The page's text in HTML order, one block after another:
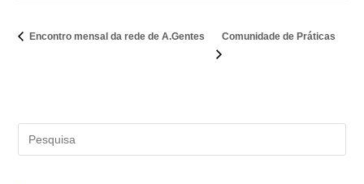
Encontro mensal da rede de A.Gentes Comunidade de Práticas